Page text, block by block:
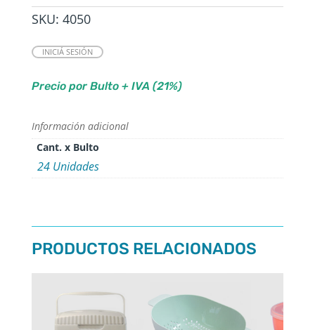
SKU: 4050
INICIÁ SESIÓN
Precio por Bulto + IVA (21%)
Información adicional
Cant. x Bulto
24 Unidades
PRODUCTOS RELACIONADOS